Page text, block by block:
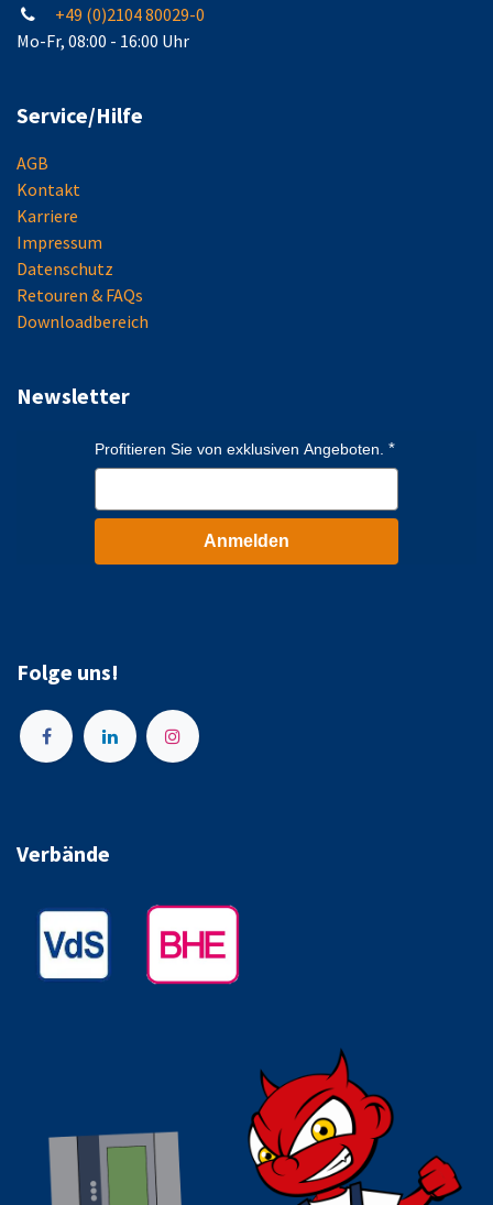
+49 (0)2104 80029-0
Mo-Fr, 08:00 - 16:00 Uhr
Service/Hilfe
AGB
Kontakt
Karriere
Impressum
Datenschutz
Retouren & FAQs
Downloadbereich
Newsletter
Profitieren Sie von exklusiven Angeboten.
Anmelden
Folge uns!
Verbände